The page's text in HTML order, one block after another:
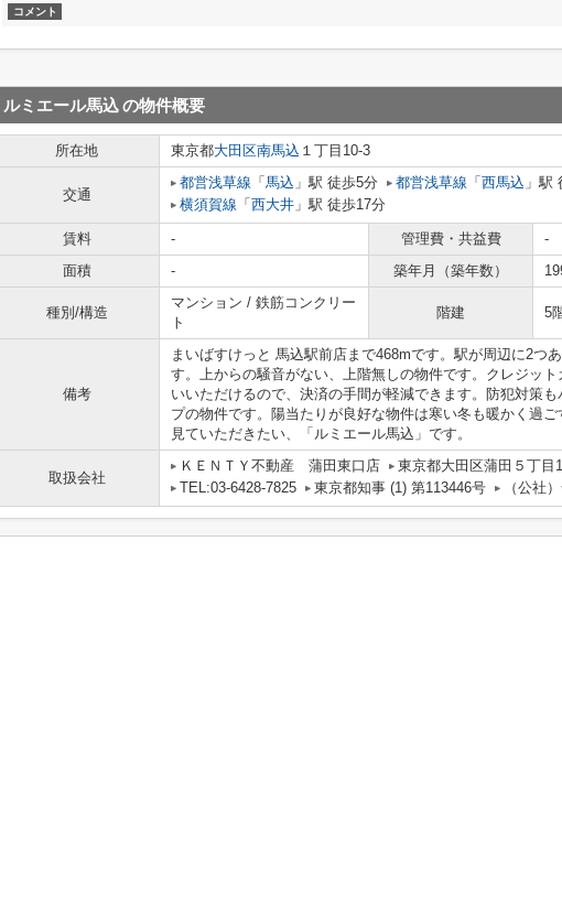
コメント
ルミエール馬込の物件概要
所在地 東京都大田区南馬込 １丁目10-3
交通
都営浅草線 「 馬込 」駅 徒歩5分 都営浅草線 「 西馬込 」駅
横須賀線 「 西大井 」駅 徒歩17分
賃料 - 管理費・共益費
-
面積
- 築年月（築年数）
種別/構造
マンション / 鉄筋コンクリー
ト
階建 5
備考
まいばすけっと 馬込駅前店まで468mです。駅が周辺に2つ
す。上からの騒音がない、上階無しの物件です。クレジッ
いいただけるので、決済の手間が軽減できます。防犯対策
プの物件です。陽当たりが良好な物件は寒い冬も暖かく過
見ていただきたい、「ルミエール馬込」です。
取扱会社
ＫＥＮＴＹ不動産 蒲田東口店
東京都大田区蒲田５丁目
TEL:03-6428-7825
東京都知事 (1) 第113446号 （公社